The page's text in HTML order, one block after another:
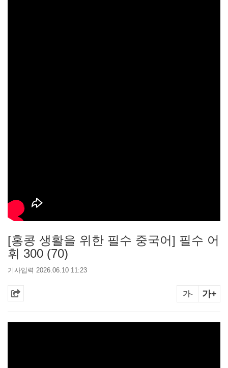
[홍콩 생활을 위한 필수 중국어] 필수 어
휘 300 (70)
기사입력 2026.06.10 11:23
가- 가+